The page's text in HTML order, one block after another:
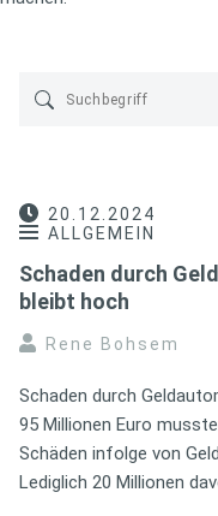
20.12.2024
ALLGEMEIN
Schaden durch
bleibt hoch
Rene Bohsem
Schaden durch
95 Millionen Euro
Schäden infolge von
Lediglich 20 Millionen